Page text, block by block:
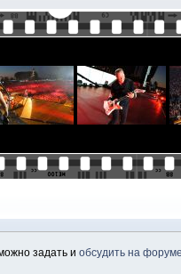
задать и обсудить на